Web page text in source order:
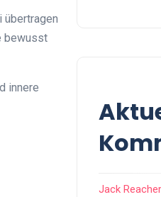
übertragen
bewusst
innere
Jack